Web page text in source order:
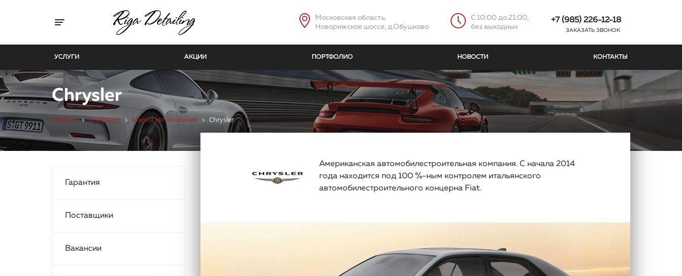
Toggle navigation
Московская область,
Новорижское шоссе, д.Обушково
C 10:00 до 21:00,
без выходных
+7 (985) 226-12-18
ЗАКАЗАТЬ ЗВОНОК
УСЛУГИ АКЦИИ ПОРТФОЛИО НОВОСТИ КОНТАКТЫ
Chrysler
Главная О сервисе Марки автомобилей Chrysler
Гарантия
Поставщики
Вакансии
Американская автомобилестроительная компания. С начала 2014
года находится под 100 %-ным контролем итальянского
автомобилестроительного концерна Fiat.